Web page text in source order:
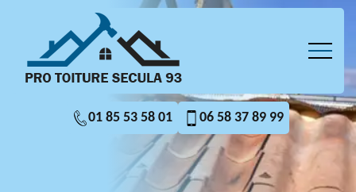
01 85 53 58 01 06 58 37 89 99